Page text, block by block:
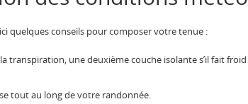
quelques conseils pour composer votre tenue :
transpiration, une deuxième couche isolante s’il fait froid
tout au long de votre randonnée.